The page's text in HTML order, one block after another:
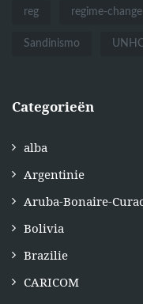
reg regime-change
Sandinismo
Categorieën
alba
Argentinie
Aruba-Bonaire-
Bolivia
Brazilie
CARICOM